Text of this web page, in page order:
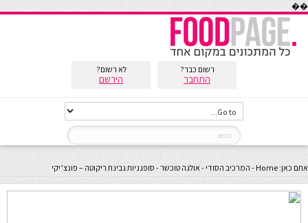
��
רשום כבר?
התחבר
לא רשום?
הירשם
אתם כאן: Home
- המרכיב הסודי - אולגה טוכשר- סופגניות גבינת ריקוטה – פונצ’יקי